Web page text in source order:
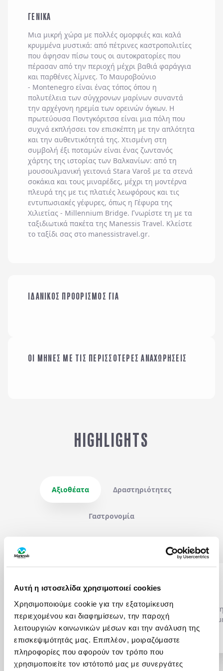
Αυτή η ιστοσελίδα χρησιμοποιεί cookies
Χρησιμοποιούμε cookie για την εξατομίκευση
περιεχομένου και διαφημίσεων, την παροχή
λειτουργιών κοινωνικών μέσων και την ανάλυση της
επισκεψιμότητάς μας. Επιπλέον, μοιραζόμαστε
πληροφορίες που αφορούν τον τρόπο που
χρησιμοποιείτε τον ιστότοπό μας με συνεργάτες
ΓΕΝΙΚΑ
Μια μικρή χώρα με πολλές ομορφιές και καλά
κρυμμένα μυστικά: από πέτρινες καστροπολιτίες
που άφησαν πίσω τους οι αυτοκρατορίες που
πέρασαν από την περιοχή μέχρι βαθιά φαράγγια
και παρθένες λίμνες. Το Μαυροβούνιο
- Montenegro είναι ένας τόπος όπου η
πολυτέλεια των σύγχρονων μαρίνων συναντά
την αρχέγονη ηρεμία των ορεινών όγκων. Η
πρωτεύουσα Ποντγκόριτσα είναι μια πόλη που
συχνά εκπλήσσει τον επισκέπτη με την απλότητα
και την αυθεντικότητά της. Χτισμένη στη
συμβολή έξι ποταμών είναι ένας ζωντανός
χάρτης της ιστορίας των Βαλκανίων: από τη
μουσουλμανική γειτονιά Stara Varoš με τα στενά
σοκάκια και τους μιναρέδες, μέχρι τη μοντέρνα
πλευρά της με τις πλατιές λεωφόρους και τις
εντυπωσιακές γέφυρες, όπως η Γέφυρα της
Χιλιετίας - Millennium Bridge. Γνωρίστε τη με τα
ταξιδιωτικά πακέτα της Manessis Travel. Κλείστε
το ταξίδι σας στο manessistravel.gr.
ΙΔΑΝΙΚΟΣ ΠΡΟΟΡΙΣΜΟΣ ΓΙΑ
ΟΙΚΟΓΕΝΕΙΑ ΜΕ
ΠΑΙΔΙΑ
ΟΙ ΜΗΝΕΣ ΜΕ ΤΙΣ ΠΕΡΙΣΣΟΤΕΡΕΣ ΑΝΑΧΩΡΗΣΕΙΣ
ΙΑΝΟΥΑΡΙΟΣ
HIGHLIGHTS
Αξιοθέατα Δραστηριότητες
Γαστρονομία
ΚΟΤΟΡ
από τις πιο
καλοδιατηρημένες
μεσαιωνικές πόλεις της
Αδριατικής. Φωλιασμένο στο
βάθος ενός κόλπου που
μοιάζει με φιόρδ,
Περισσότερα...
ΜΠΟΥΝΤΒΑ
- Budva
συνδυάζει
ιστορία 2.500 ετών
κοσμοπολίτικη ζωή.
πόλη, χτισμένη,
μικρή χερσόνησο,
οχυρωμένο κόσμημα
Περισσότερα...